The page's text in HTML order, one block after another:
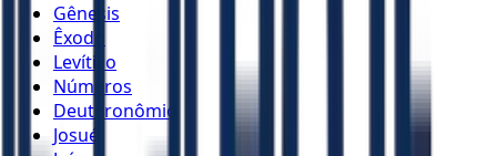
Gênesis
Êxodo
Levítico
Números
Deuteronômio
Josué